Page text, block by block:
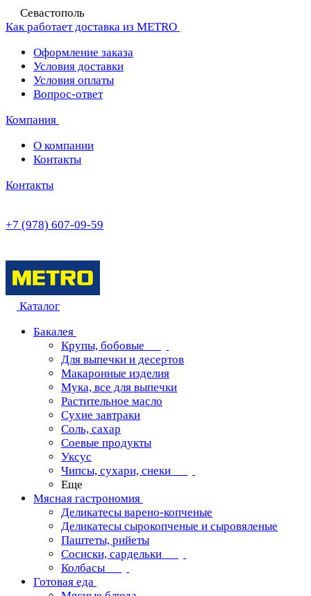
Севастополь
Как работает доставка из METRO
Оформление заказа
Условия доставки
Условия оплаты
Вопрос-ответ
Компания
О компании
Контакты
Контакты
+7 (978) 607-09-59
Каталог
Бакалея
Крупы, бобовые
Для выпечки и десертов
Макаронные изделия
Мука, все для выпечки
Растительное масло
Сухие завтраки
Соль, сахар
Соевые продукты
Уксус
Чипсы, сухари, снеки
Еще
Мясная гастрономия
Деликатесы варено-копченые
Деликатесы сырокопченые и сыровяленые
Паштеты, рийеты
Сосиски, сардельки
Колбасы
Готовая еда